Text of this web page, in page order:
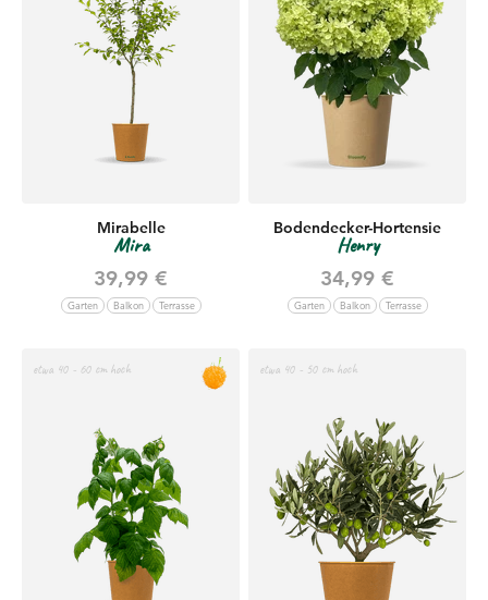
Mirabelle
Mira
Angebot
39,99 €
Garten Balkon Terrasse
Bodendecker-Hortensie
Henry
Angebot
34,99 €
Garten Balkon Terrasse
etwa 40 - 60 cm hoch etwa 40 - 50 cm hoch